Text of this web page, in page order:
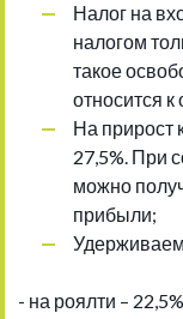
Налог на
налогом
такое
относится
На прирост
27,5%. При
можно
прибыли;
- на роялти –